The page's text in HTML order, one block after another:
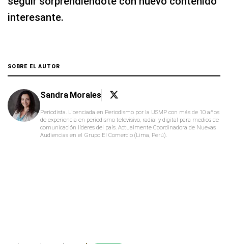
interesante.
SOBRE EL AUTOR
Sandra Morales
Periodista. Licenciada en Periodismo por la USMP con más de 10 años
de experiencia en periodismo televisivo, radial y digital para medios de
comunicación líderes del país. Actualmente Coordinadora de Nuevas
Audiencias en el Grupo El Comercio (Lima, Perú).